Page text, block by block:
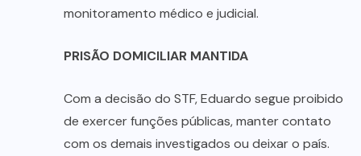
monitoramento médico e judicial.
PRISÃO DOMICILIAR MANTIDA
Com a decisão do STF, Eduardo segue proibido
de exercer funções públicas, manter contato
com os demais investigados ou deixar o país.